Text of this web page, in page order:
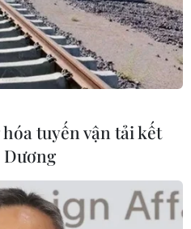
thêm nhiều khu
tư lệnh Oleksandr Syrskyi
Kursk, theo đó các lực
tuyến vận tải kết
Dương